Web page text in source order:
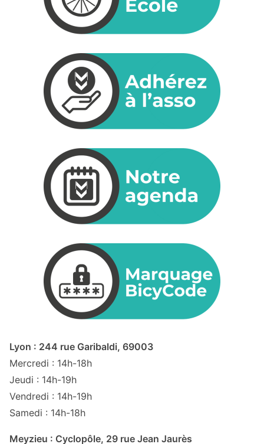
Lyon : 244 rue Garibaldi, 69003
Mercredi : 14h-18h
Jeudi : 14h-19h
Vendredi : 14h-19h
Samedi : 14h-18h
Meyzieu : Cyclopôle, 29 rue Jean Jaurès